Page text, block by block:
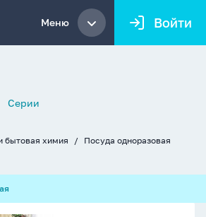
Меню Войти
Серии
бытовая химия Посуда одноразовая